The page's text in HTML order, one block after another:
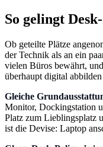
So gelingt
Ob geteilte Plätze
der Technik als an ein
vielen Büros bewährt,
überhaupt digital abbilden
Gleiche
Monitor, Dockingstation
Platz zum Lieblingsplatz
ist die Devise: Laptop